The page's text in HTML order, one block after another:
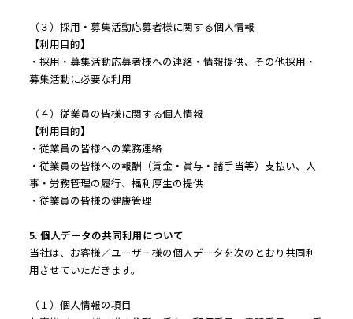
（３）採用・募集活動応募者様に関する個人情報
【利用目的】
・採用・募集活動応募者様への連絡・情報提供、その他採用・
募集活動に必要な利用
（４）従業員の皆様に関する個人情報
【利用目的】
・従業員の皆様への業務連絡
・従業員の皆様への報酬（賃金・賞与・諸手当等）支払い、人
事・労務管理の履行、福利厚生の提供
・従業員の皆様の健康管理
5. 個人データの共同利用について
当社は、お客様／ユーザー様の個人データを次のとおり共同利
用させていただきます。
（１）個人情報の項目